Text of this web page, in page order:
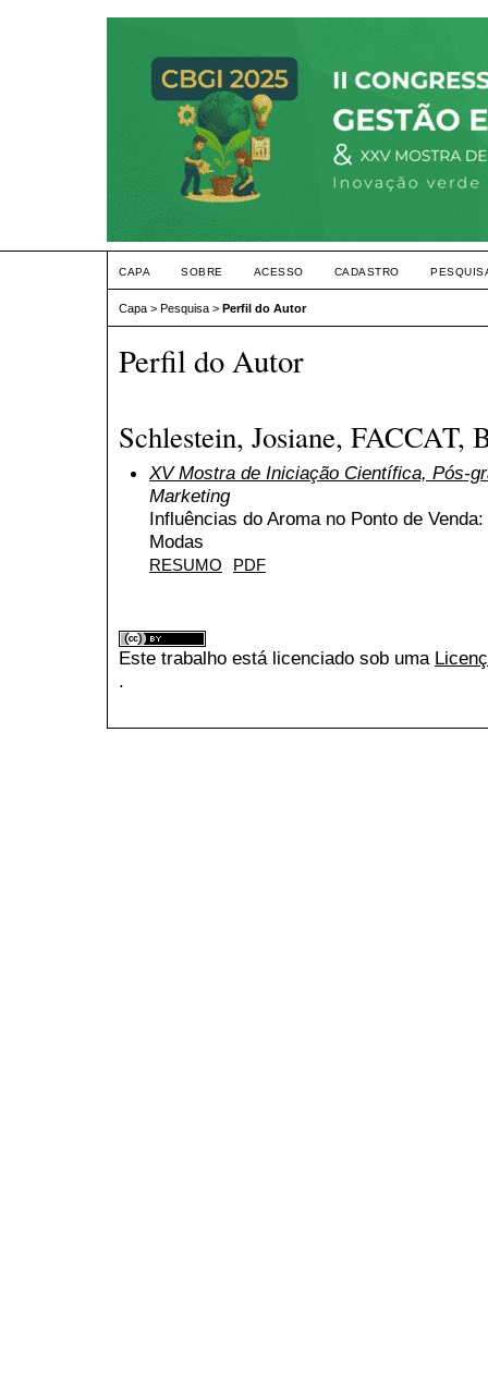
CAPA SOBRE ACESSO CADASTRO
Capa > Pesquisa > Perfil do Autor
Perfil do Autor
Schlestein, Josiane, FACCAT,
XV Mostra de Iniciação Científica, Pós-
Marketing
Influências do Aroma no Ponto de
Modas
RESUMO PDF
Este trabalho está licenciado sob uma
.